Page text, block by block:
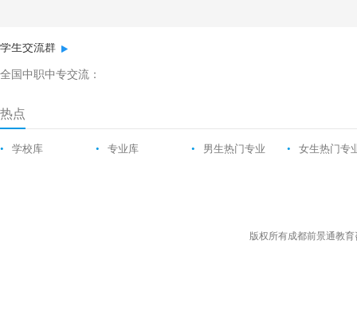
学生交流群
全国中职中专交流：
热点
• 学校库 • 专业库 • 男生热门专业 • 女生热门专
版权所有成都前景通教